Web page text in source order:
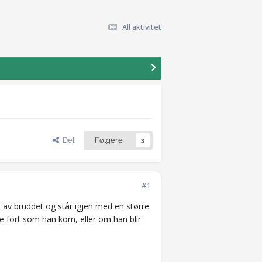
All aktivitet
Del Følgere 3
#1
bruddet og står igjen med en større
fort som han kom, eller om han blir